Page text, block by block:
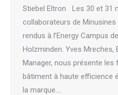
Stiebel Eltron Les 30 et 31
collaborateurs de
rendus à l’Energy Campus
Holzminden. Yves Mreches,
Manager, nous présente
bâtiment à haute efficience
la marque.…